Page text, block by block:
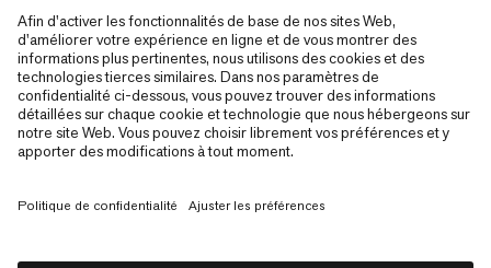
—
Sitemap
Cookies
Mentions Légales